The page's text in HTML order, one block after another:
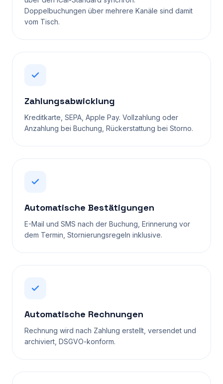
Doppelbuchungen über mehrere Kanäle sind damit
vom Tisch.
Zahlungsabwicklung
Kreditkarte, SEPA, Apple Pay. Vollzahlung oder
Anzahlung bei Buchung, Rückerstattung bei Storno.
Automatische Bestätigungen
E-Mail und SMS nach der Buchung, Erinnerung vor
dem Termin, Stornierungsregeln inklusive.
Automatische Rechnungen
Rechnung wird nach Zahlung erstellt, versendet und
archiviert, DSGVO-konform.